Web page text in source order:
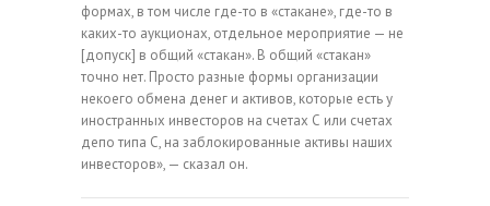
формах, в том числе где-то в «стакане», где-то в
каких-то аукционах, отдельное мероприятие — не
[допуск] в общий «стакан». В общий «стакан»
точно нет. Просто разные формы организации
некоего обмена денег и активов, которые есть у
иностранных инвесторов на счетах С или счетах
депо типа С, на заблокированные активы наших
инвесторов», — сказал он.